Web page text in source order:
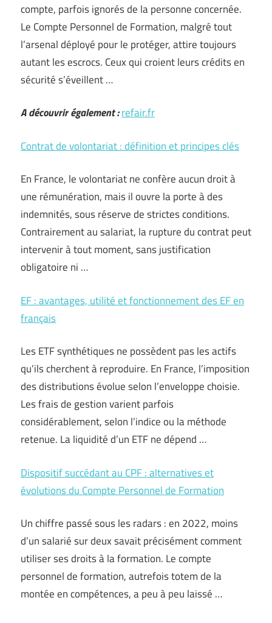
compte, parfois ignorés de la personne concernée.
Le Compte Personnel de Formation, malgré tout
l’arsenal déployé pour le protéger, attire toujours
autant les escrocs. Ceux qui croient leurs crédits en
sécurité s’éveillent …
A découvrir également :refair.fr
Contrat de volontariat : définition et principes clés
En France, le volontariat ne confère aucun droit à
une rémunération, mais il ouvre la porte à des
indemnités, sous réserve de strictes conditions.
Contrairement au salariat, la rupture du contrat peut
intervenir à tout moment, sans justification
obligatoire ni …
EF : avantages, utilité et fonctionnement des EF en
français
Les ETF synthétiques ne possèdent pas les actifs
qu’ils cherchent à reproduire. En France, l’imposition
des distributions évolue selon l’enveloppe choisie.
Les frais de gestion varient parfois
considérablement, selon l’indice ou la méthode
retenue. La liquidité d’un ETF ne dépend …
Dispositif succédant au CPF : alternatives et
évolutions du Compte Personnel de Formation
Un chiffre passé sous les radars : en 2022, moins
d’un salarié sur deux savait précisément comment
utiliser ses droits à la formation. Le compte
personnel de formation, autrefois totem de la
montée en compétences, a peu à peu laissé …